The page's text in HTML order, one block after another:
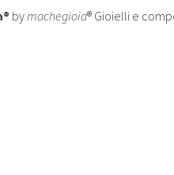
bymachegioia® Gioielli e